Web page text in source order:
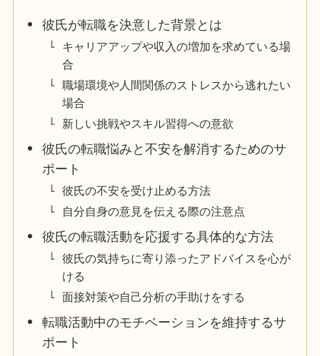
彼氏が転職を決意した背景とは
キャリアアップや収入の増加を求めている場
合
職場環境や人間関係のストレスから逃れたい
場合
新しい挑戦やスキル習得への意欲
彼氏の転職悩みと不安を解消するためのサ
ポート
彼氏の不安を受け止める方法
自分自身の意見を伝える際の注意点
彼氏の転職活動を応援する具体的な方法
彼氏の気持ちに寄り添ったアドバイスを心が
ける
面接対策や自己分析の手助けをする
転職活動中のモチベーションを維持するサ
ポート